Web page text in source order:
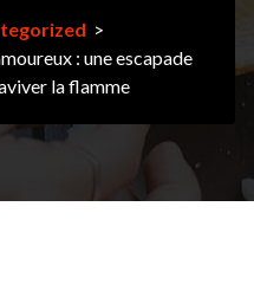
>
: une escapade
la flamme